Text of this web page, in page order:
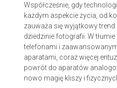
Współcześnie, gdy
każdym aspekcie życia, od
zauważa się wyjątkowy
dziedzinie fotografii. W
telefonami i
aparatami, coraz więcej
powrót do aparatów
nowo magię kliszy i